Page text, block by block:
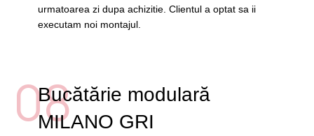
urmatoarea zi dupa achizitie. Clientul a optat sa ii
executam noi montajul.
08
Bucătărie modulară
MILANO GRI